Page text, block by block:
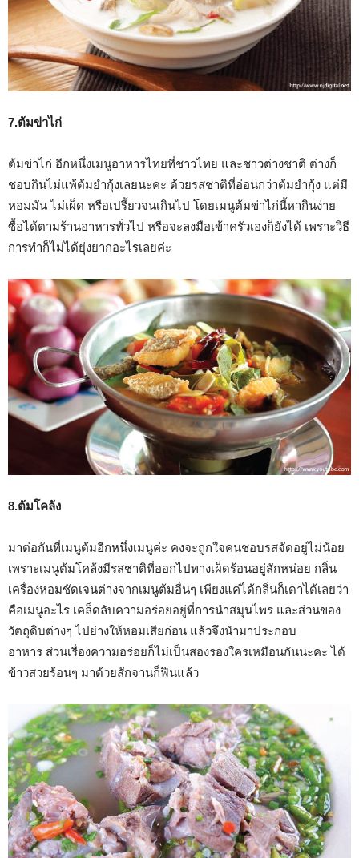
7.ต้มข่าไก่
ต้มข่าไก่ อีกหนึ่งเมนูอาหารไทยที่ชาวไทย และชาวต่างชาติ ต่างก็
ชอบกินไม่แพ้ต้มยำกุ้งเลยนะคะ ด้วยรสชาติที่อ่อนกว่าต้มยำกุ้ง แต่มี
หอมมัน ไม่เผ็ด หรือเปรี้ยวจนเกินไป โดยเมนูต้มข่าไก่นี้หากินง่าย
ซื้อได้ตามร้านอาหารทั่วไป หรือจะลงมือเข้าครัวเองก็ยังได้ เพราะวิธี
การทำก็ไม่ได้ยุ่งยากอะไรเลยค่ะ
8.ต้มโคล้ง
มาต่อกันที่เมนูต้มอีกหนึ่งเมนูค่ะ คงจะถูกใจคนชอบรสจัดอยู่ไม่น้อย
เพราะเมนูต้มโคล้งมีรสชาติที่ออกไปทางเผ็ดร้อนอยู่สักหน่อย กลิ่น
เครื่องหอมชัดเจนต่างจากเมนูต้มอื่นๆ เพียงแค่ได้กลิ่นก็เดาได้เลยว่า
คือเมนูอะไร เคล็ดลับความอร่อยอยู่ที่การนำสมุนไพร และส่วนของ
วัตถุดิบต่างๆ ไปย่างให้หอมเสียก่อน แล้วจึงนำมาประกอบ
อาหาร ส่วนเรื่องความอร่อยก็ไม่เป็นสองรองใครเหมือนกันนะคะ ได้
ข้าวสวยร้อนๆ มาด้วยสักจานก็ฟินแล้ว